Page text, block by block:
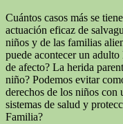
Cuántos casos más se
actuación eficaz de
niños y de las familias
puede acontecer un
de afecto? La herida
niño? Podemos evitar
derechos de los niños
sistemas de salud y
Familia?